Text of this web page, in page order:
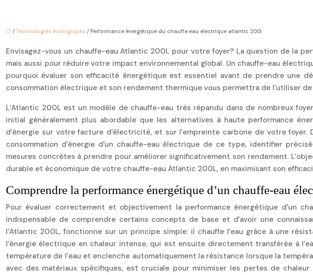
/ Technologies écologiques / Performance énergétique du chauffe eau electrique atlantic 200l
Envisagez-vous un chauffe-eau Atlantic 200L pour votre foyer? La question de la
mais aussi pour réduire votre impact environnemental global. Un chauffe-eau
pourquoi évaluer son efficacité énergétique est essentiel avant de prendre une
consommation électrique et son rendement thermique vous permettra de l’utiliser
L’Atlantic 200L est un modèle de chauffe-eau très répandu dans de nombreux
initial généralement plus abordable que les alternatives à haute performance
d’énergie sur votre facture d’électricité, et sur l’empreinte carbone de votre
consommation d’énergie d’un chauffe-eau électrique de ce type, identifier
mesures concrètes à prendre pour améliorer significativement son rendement.
durable et économique de votre chauffe-eau Atlantic 200L, en maximisant son
Comprendre la performance énergétique d’un chauffe-eau
Pour évaluer correctement et objectivement la performance énergétique d’un
indispensable de comprendre certains concepts de base et d’avoir une
l’Atlantic 200L, fonctionne sur un principe simple: il chauffe l’eau grâce à une
l’énergie électrique en chaleur intense, qui est ensuite directement transférée à
température de l’eau et enclenche automatiquement la résistance lorsque la
avec des matériaux spécifiques, est cruciale pour minimiser les pertes de